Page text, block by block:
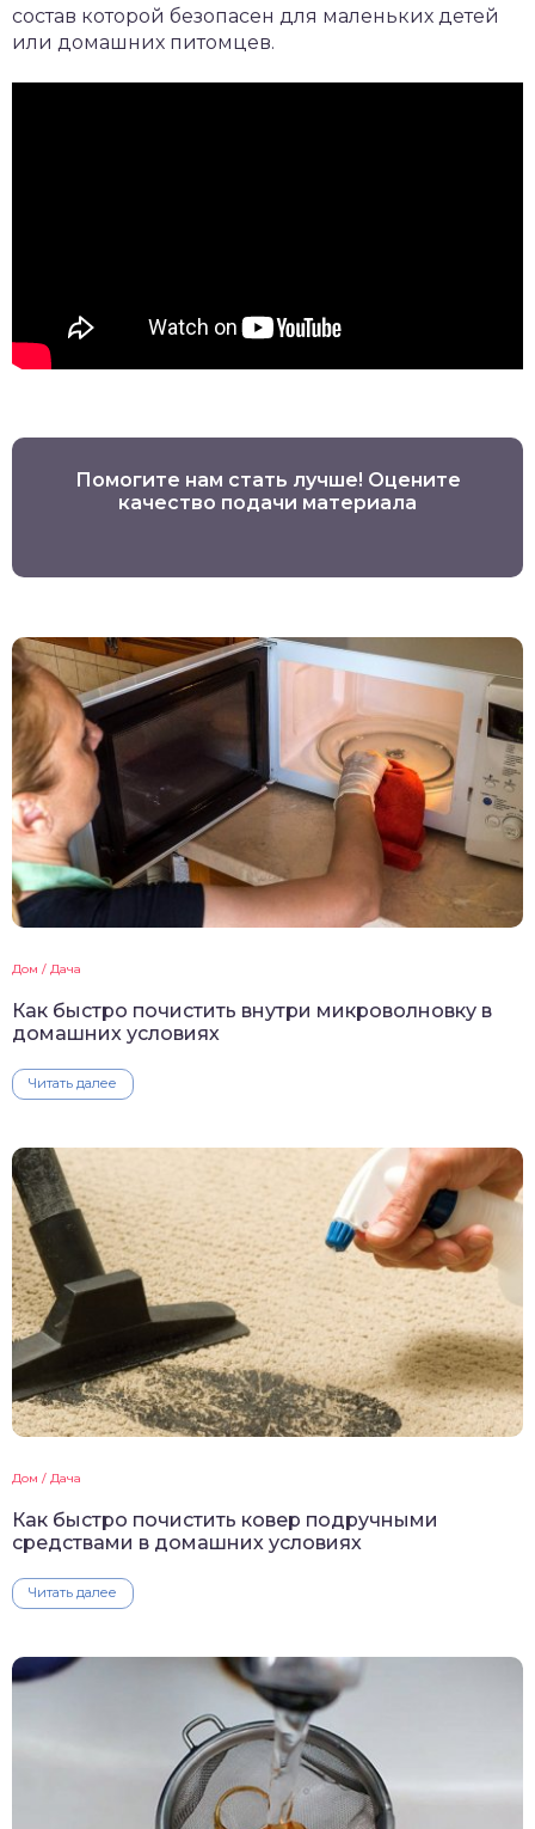
состав которой безопасен для маленьких детей
или домашних питомцев.
Помогите нам стать лучше! Оцените
качество подачи материала
Дом / Дача
Как быстро почистить внутри микроволновку в
домашних условиях
Читать далее
Дом / Дача
Как быстро почистить ковер подручными
средствами в домашних условиях
Читать далее